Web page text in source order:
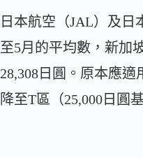
日本航空（JAL）及日
至5月的平均數，新加
28,308日圓。原本應
降至T區（25,000日圓